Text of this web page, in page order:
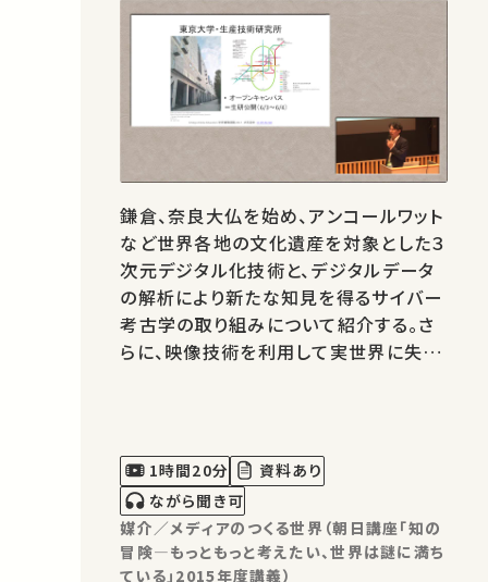
鎌倉、奈良大仏を始め、アンコールワット
など世界各地の文化遺産を対象とした３
次元デジタル化技術と、デジタルデータ
の解析により新たな知見を得るサイバー
考古学の取り組みについて紹介する。さ
らに、映像技術を利用して実世界に失わ
1時間20分
資料あり
ながら聞き可
媒介／メディアのつくる世界（朝日講座「知の
冒険―もっともっと考えたい、世界は謎に満ち
ている」2015年度講義）